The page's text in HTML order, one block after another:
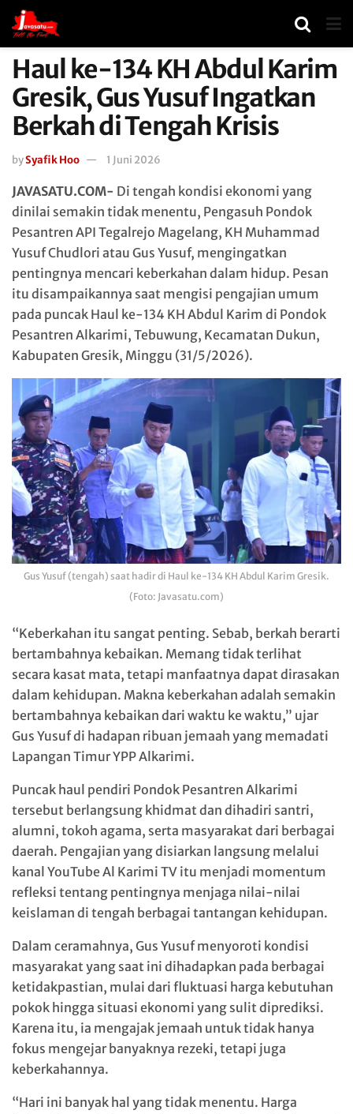
Haul ke-134 KH Abdul Karim
Gresik, Gus Yusuf Ingatkan
Berkah di Tengah Krisis
bySyafik Hoo 1 Juni 2026
JAVASATU.COM- Di tengah kondisi ekonomi yang
dinilai semakin tidak menentu, Pengasuh Pondok
Pesantren API Tegalrejo Magelang, KH Muhammad
Yusuf Chudlori atau Gus Yusuf, mengingatkan
pentingnya mencari keberkahan dalam hidup. Pesan
itu disampaikannya saat mengisi pengajian umum
pada puncak Haul ke-134 KH Abdul Karim di Pondok
Pesantren Alkarimi, Tebuwung, Kecamatan Dukun,
Kabupaten Gresik, Minggu (31/5/2026).
Gus Yusuf (tengah) saat hadir di Haul ke-134 KH Abdul Karim Gresik.
(Foto: Javasatu.com)
“Keberkahan itu sangat penting. Sebab, berkah berarti
bertambahnya kebaikan. Memang tidak terlihat
secara kasat mata, tetapi manfaatnya dapat dirasakan
dalam kehidupan. Makna keberkahan adalah semakin
bertambahnya kebaikan dari waktu ke waktu,” ujar
Gus Yusuf di hadapan ribuan jemaah yang memadati
Lapangan Timur YPP Alkarimi.
Puncak haul pendiri Pondok Pesantren Alkarimi
tersebut berlangsung khidmat dan dihadiri santri,
alumni, tokoh agama, serta masyarakat dari berbagai
daerah. Pengajian yang disiarkan langsung melalui
kanal YouTube Al Karimi TV itu menjadi momentum
refleksi tentang pentingnya menjaga nilai-nilai
keislaman di tengah berbagai tantangan kehidupan.
Dalam ceramahnya, Gus Yusuf menyoroti kondisi
masyarakat yang saat ini dihadapkan pada berbagai
ketidakpastian, mulai dari fluktuasi harga kebutuhan
pokok hingga situasi ekonomi yang sulit diprediksi.
Karena itu, ia mengajak jemaah untuk tidak hanya
fokus mengejar banyaknya rezeki, tetapi juga
keberkahannya.
“Hari ini banyak hal yang tidak menentu. Harga